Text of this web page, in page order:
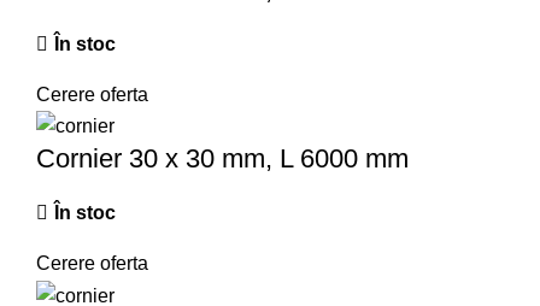
În stoc
Cerere oferta
Cornier 30 x 30 mm, L 6000 mm
În stoc
Cerere oferta